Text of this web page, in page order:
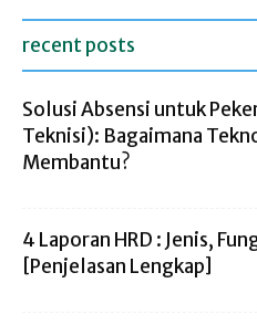
recent posts
Solusi Absensi untuk
Teknisi): Bagaimana
Membantu?
4 Laporan HRD : Jenis,
[Penjelasan Lengkap]